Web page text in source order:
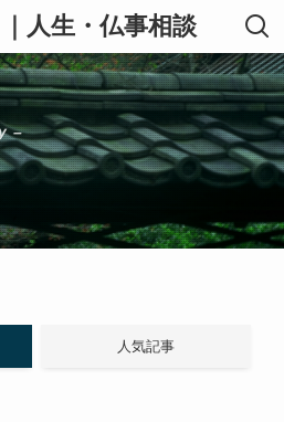
人生・仏事相談
–
人気記事